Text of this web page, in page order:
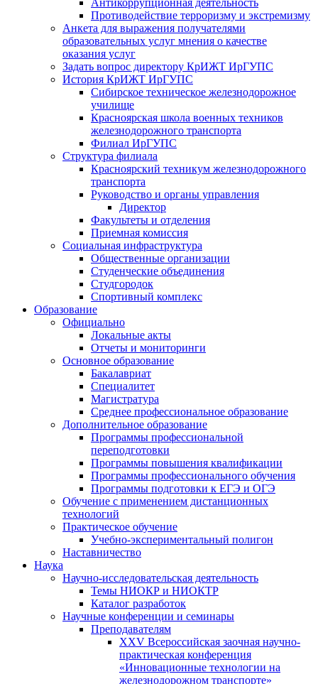
Антикоррупционная деятельность
Противодействие терроризму и экстремизму
Анкета для выражения получателями
образовательных услуг мнения о качестве
оказания услуг
Задать вопрос директору КрИЖТ ИрГУПС
История КрИЖТ ИрГУПС
Сибирское техническое железнодорожное
училище
Красноярская школа военных техников
железнодорожного транспорта
Филиал ИрГУПС
Структура филиала
Красноярский техникум железнодорожного
транспорта
Руководство и органы управления
Директор
Факультеты и отделения
Приемная комиссия
Социальная инфраструктура
Общественные организации
Студенческие объединения
Студгородок
Спортивный комплекс
Образование
Официально
Локальные акты
Отчеты и мониторинги
Основное образование
Бакалавриат
Специалитет
Магистратура
Среднее профессиональное образование
Дополнительное образование
Программы профессиональной
переподготовки
Программы повышения квалификации
Программы профессионального обучения
Программы подготовки к ЕГЭ и ОГЭ
Обучение с применением дистанционных
технологий
Практическое обучение
Учебно-экспериментальный полигон
Наставничество
Наука
Научно-исследовательская деятельность
Темы НИОКР и НИОКТР
Каталог разработок
Научные конференции и семинары
Преподавателям
XXV Всероссийская заочная научно-
практическая конференция
«Инновационные технологии на
железнодорожном транспорте»